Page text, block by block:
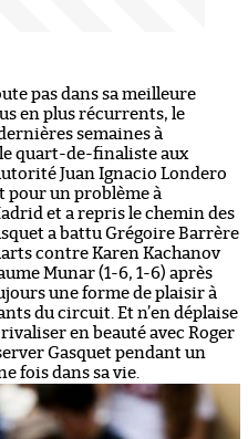
pas dans sa meilleure
en plus récurrents, le
semaines à
quart-de-finaliste aux
Juan Ignacio Londero
pour un problème à
et a repris le chemin des
a battu Grégoire Barrère
contre Karen Kachanov
Munar (1-6, 1-6) après
une forme de plaisir à
du circuit. Et n’en déplaise
en beauté avec Roger
Gasquet pendant un
fois dans sa vie.